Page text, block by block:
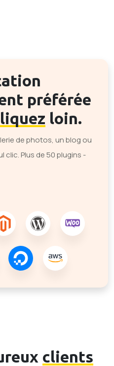
préférée
loin.
de photos, un blog ou
clic. Plus de 50 plugins -
clients